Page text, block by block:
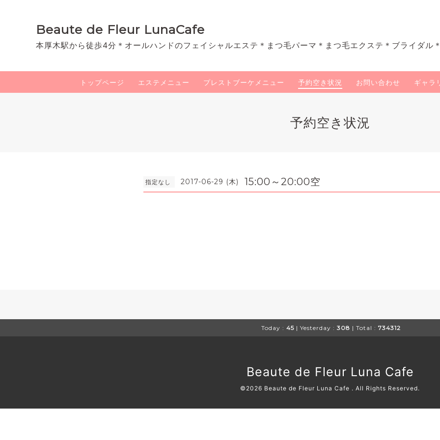
Beaute de Fleur LunaCafe
本厚木駅から徒歩4分＊オールハンドのフェイシャルエステ＊まつ毛パーマ＊まつ毛エクステ＊ブライダル
トップページ エステメニュー プレストブーケメニュー 予約空き状況 お問い合わせ ギャラ
予約空き状況
指定なし 2017-06-29 (木) 15:00～20:00空
Today : 45 | Yesterday : 308 | Total : 734312
Beaute de Fleur Luna Cafe
©2026 Beaute de Fleur Luna Cafe . All Rights Reserved.